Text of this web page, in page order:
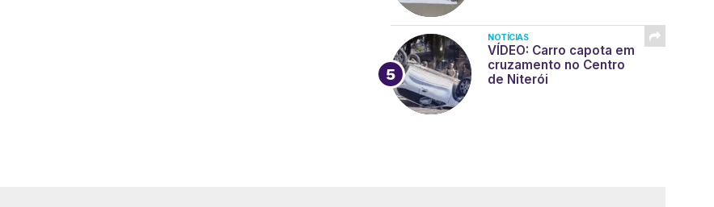
NOTÍCIAS
VÍDEO: Carro capota em
cruzamento no Centro
de Niterói